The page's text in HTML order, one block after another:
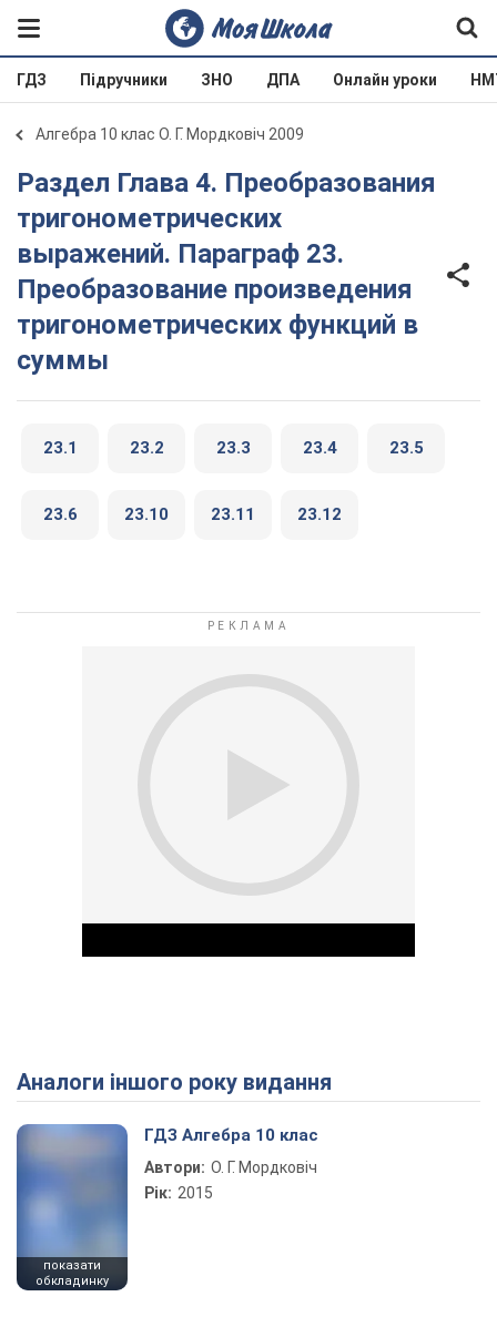
ГДЗ Підручники ЗНО ДПА Онлайн уроки
Алгебра 10 клас О. Г. Мордковіч 2009
Раздел Глава 4. Преобразования
тригонометрических
выражений. Параграф 23.
Преобразование произведения
тригонометрических функций в
суммы
23.1 23.2 23.3 23.4 23.5
23.6 23.10 23.11 23.12
Play Video
Аналоги іншого року видання
показати
обкладинку
ГДЗ Алгебра 10 клас
Автори: О. Г. Мордковіч
Рік: 2015